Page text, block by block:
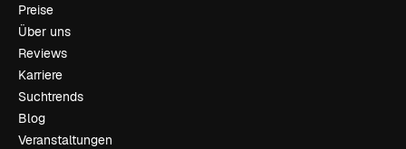
Preise
Über uns
Reviews
Karriere
Suchtrends
Blog
Veranstaltungen